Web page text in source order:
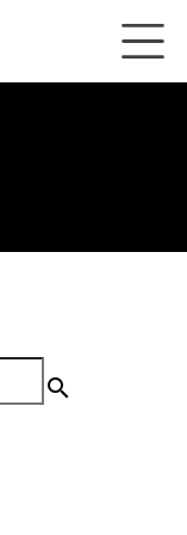
search